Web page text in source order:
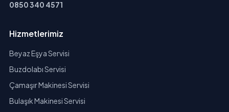
0850 340 4571
Hizmetlerimiz
Beyaz Eşya Servisi
Buzdolabı Servisi
Çamaşır Makinesi Servisi
Bulaşık Makinesi Servisi